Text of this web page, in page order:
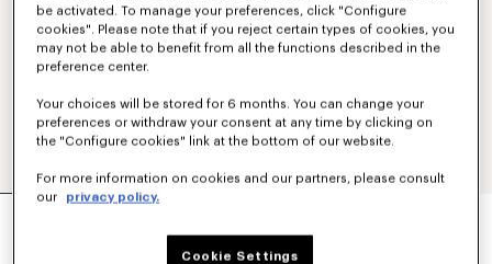
SHORT DROIT 'KENZO TULIP' EN LIN DE COTON
be activated. To manage your preferences, click "Configure
cookies". Please note that if you reject certain types of cookies, you
may not be able to benefit from all the functions described in the
preference center.
Your choices will be stored for 6 months. You can change your
preferences or withdraw your consent at any time by clicking on
the "Configure cookies" link at the bottom of our website.
For more information on cookies and our partners, please consult
our
privacy policy.
Cookie Settings